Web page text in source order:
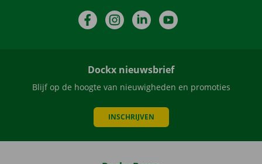
FacebookInstagramLinkedIn
Dockx nieuwsbrief
Blijf op de hoogte van nieuwigheden en promoties
INSCHRIJVEN